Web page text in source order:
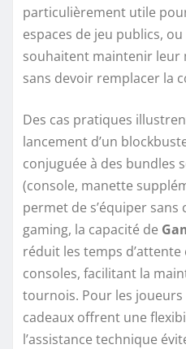
particulièrement utile
espaces de jeu publics,
souhaitent maintenir leur
sans devoir remplacer la
Des cas pratiques
lancement d’un
conjuguée à des bundles
(console, manette
permet de s’équiper
gaming, la capacité de
réduit les temps
consoles, facilitant la
tournois. Pour les
cadeaux offrent une
l’assistance technique